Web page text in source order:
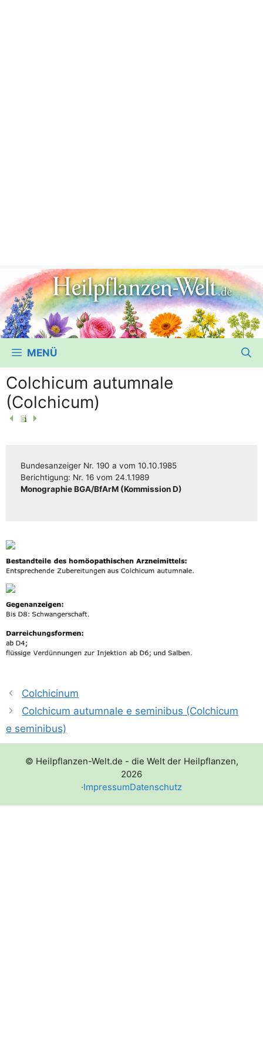
MENÜ
Colchicum autumnale
(Colchicum)
Bun­des­an­zei­ger Nr. 190 a vom 10.10.1985
Berich­ti­gung: Nr. 16 vom 24.1.1989
Mono­gra­phie BGA/​​BfArM (Kom­mis­si­on D)
Colchicinum
Colchicum autumnale e seminibus (Colchicum
e seminibus)
© Heilpflanzen-Welt.de - die Welt der Heilpflanzen,
2026
·ImpressumDatenschutz